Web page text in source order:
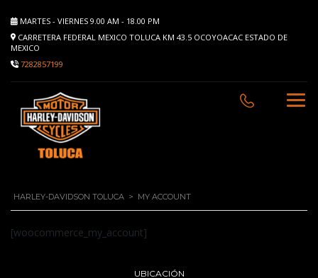
MARTES - VIERNES 9.00 AM - 18.00 PM
CARRETERA FEDERAL MEXICO TOLUCA KM 43.5 OCOYOACAC ESTADO DE
MEXICO
7282857199
HARLEY-DAVIDSON TOLUCA > MY ACCOUNT
[woocommerce_my_account]
UBICACIÓN